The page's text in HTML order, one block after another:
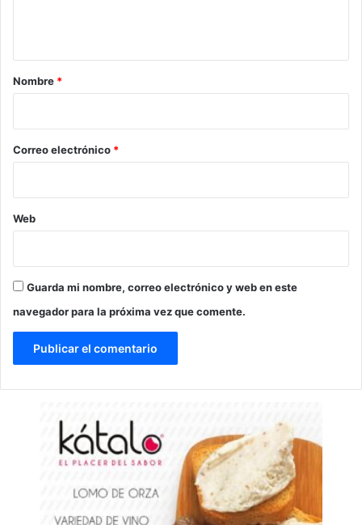
r
*
Nombre *
Correo electrónico *
Web
Guarda mi nombre, correo electrónico y web en este
navegador para la próxima vez que comente.